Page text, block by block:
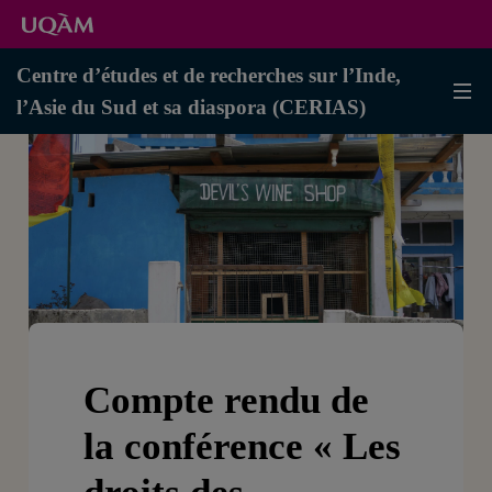
Centre d’études et de recherches sur l’Inde,
l’Asie du Sud et sa diaspora (CERIAS)
Compte rendu de
la conférence « Les